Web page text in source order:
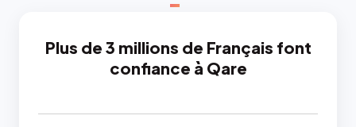
Plus de 3 millions de Français font
confiance à Qare